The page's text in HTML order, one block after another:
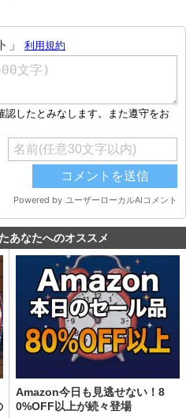
あなたへのオススメ
Amazon今日も見逃せない！8
0%OFF以上が続々登場